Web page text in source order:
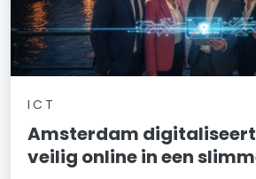
ICT
Amsterdam
veilig online in een